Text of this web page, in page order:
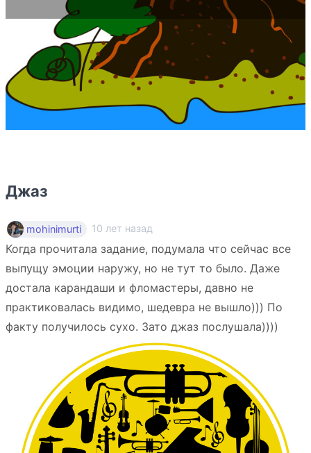
Джаз
mohinimurti 10 лет назад
Когда прочитала задание, подумала что сейчас все
выпущу эмоции наружу, но не тут то было. Даже
достала карандаши и фломастеры, давно не
практиковалась видимо, шедевра не вышло))) По
факту получилось сухо. Зато джаз послушала))))